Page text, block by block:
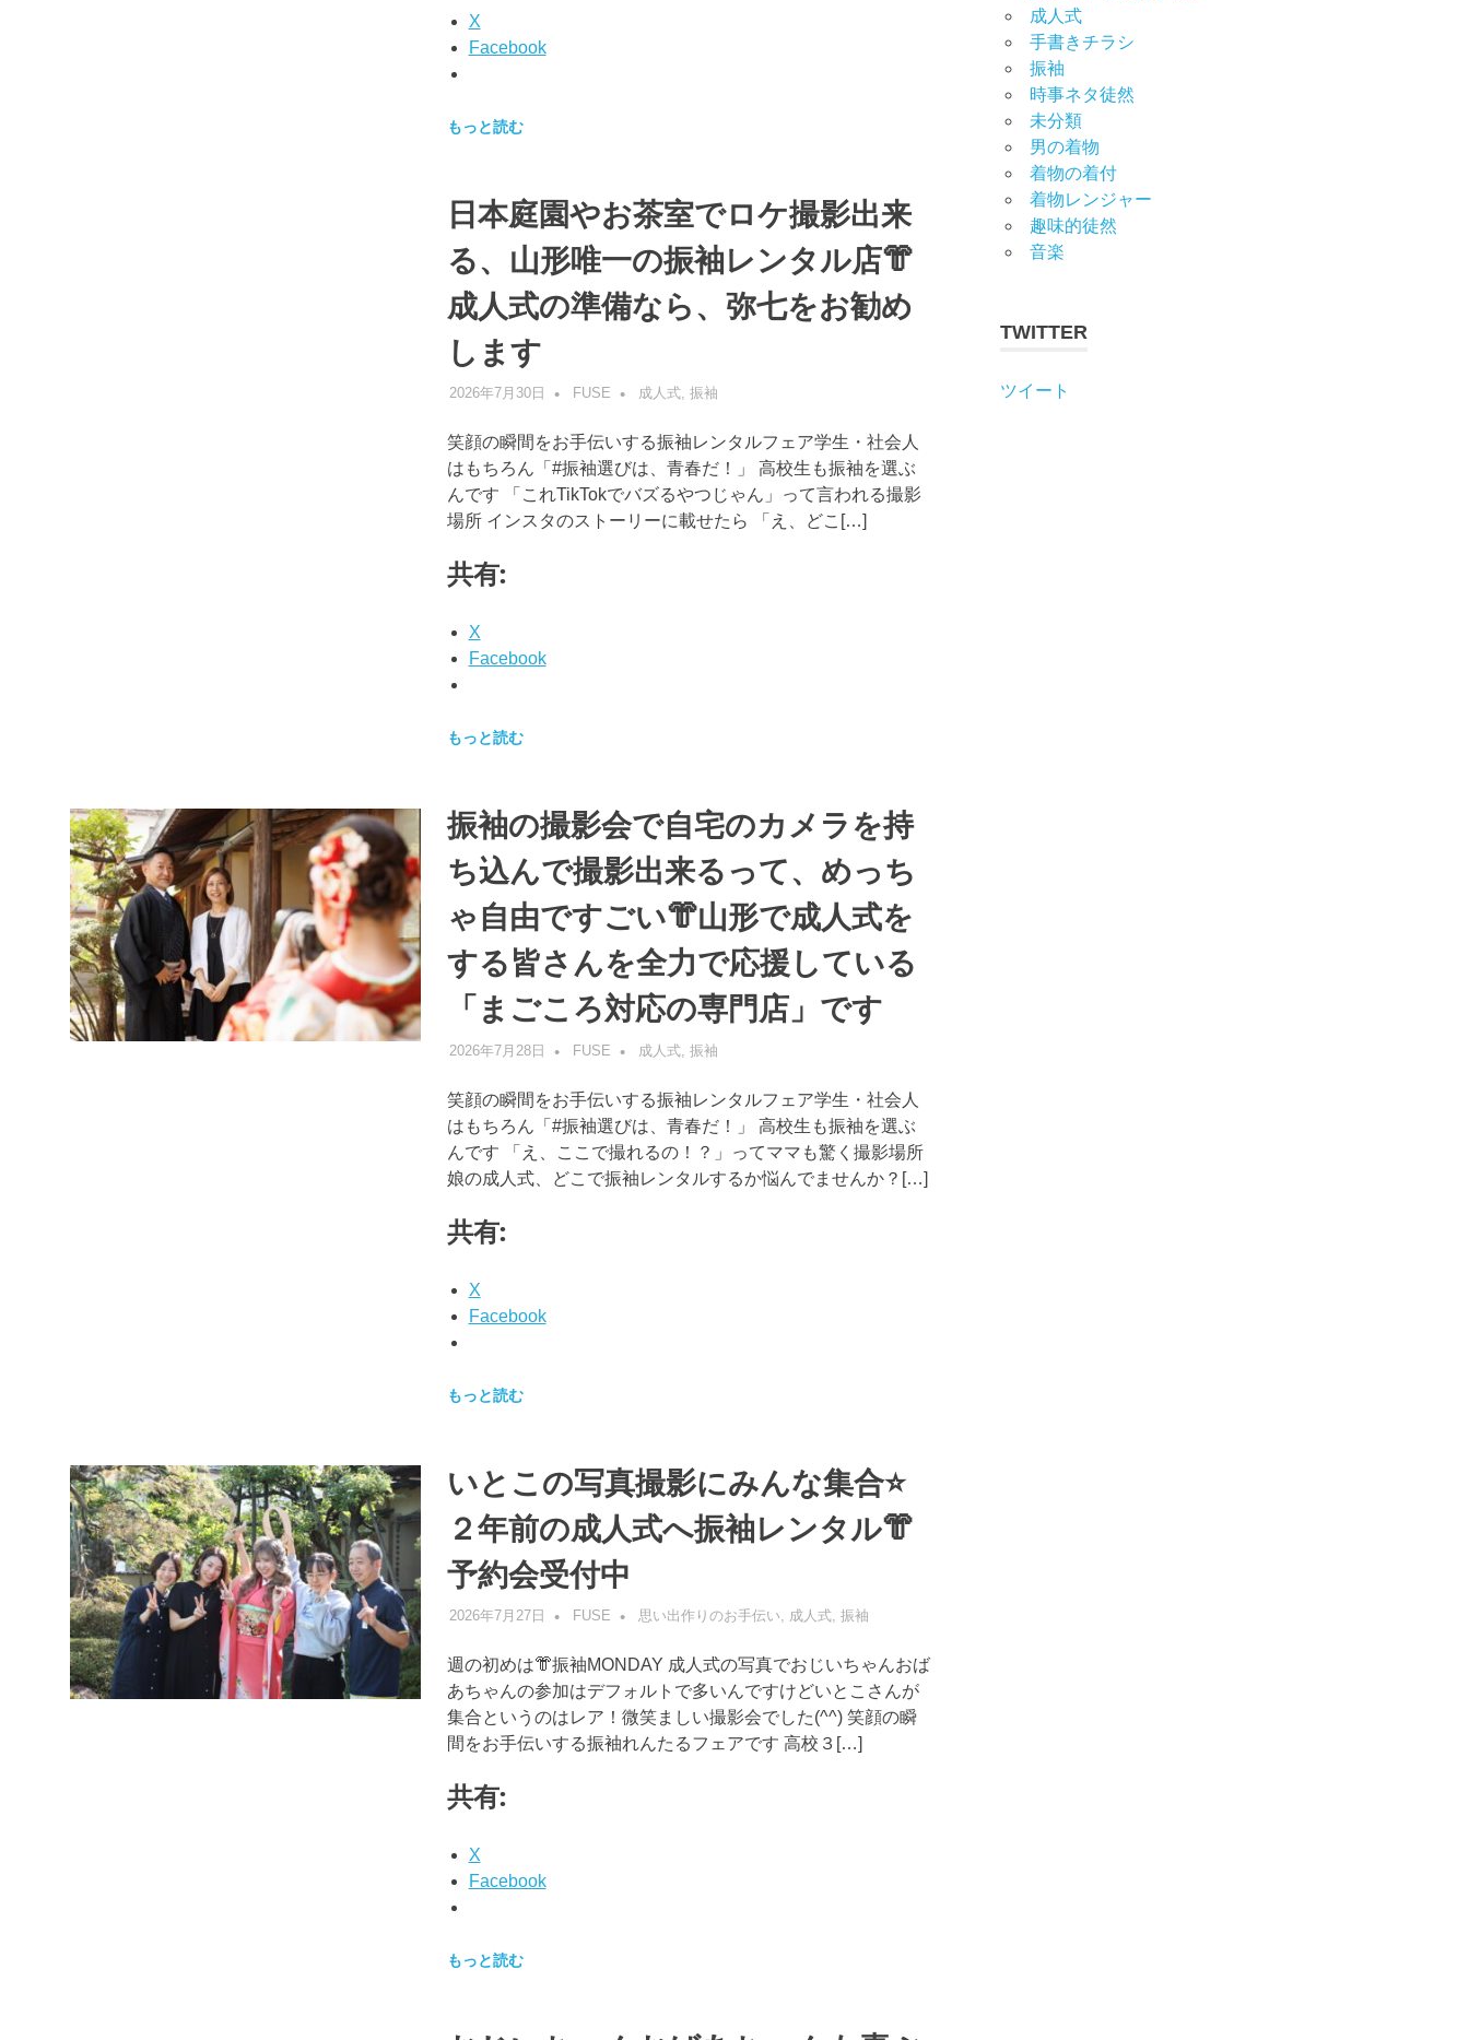
X
Facebook
もっと読む
日本庭園やお茶室でロケ撮影出来
る、山形唯一の振袖レンタル店👘
成人式の準備なら、弥七をお勧め
します
2026年7月30日 FUSE 成人式,振袖
笑顔の瞬間をお手伝いする振袖レンタルフェア学生・社会人
はもちろん「#振袖選びは、青春だ！」 高校生も振袖を選ぶ
んです 「これTikTokでバズるやつじゃん」って言われる撮影
場所 インスタのストーリーに載せたら 「え、どこ[…]
共有:
X
Facebook
もっと読む
振袖の撮影会で自宅のカメラを持
ち込んで撮影出来るって、めっち
ゃ自由ですごい👘山形で成人式を
する皆さんを全力で応援している
「まごころ対応の専門店」です
2026年7月28日 FUSE 成人式 ,振袖
笑顔の瞬間をお手伝いする振袖レンタルフェア学生・社会人
はもちろん「#振袖選びは、青春だ！」 高校生も振袖を選ぶ
んです 「え、ここで撮れるの！？」ってママも驚く撮影場所
娘の成人式、どこで振袖レンタルするか悩んでませんか？[…]
共有:
X
Facebook
もっと読む
いとこの写真撮影にみんな集合⭐️
２年前の成人式へ振袖レンタル👘
予約会受付中
2026年7月27日 FUSE 思い出作りのお手伝い, 成人式,振袖
週の初めは👘振袖MONDAY 成人式の写真でおじいちゃんおば
あちゃんの参加はデフォルトで多いんですけどいとこさんが
集合というのはレア！微笑ましい撮影会でした(^^) 笑顔の瞬
間をお手伝いする振袖れんたるフェアです 高校３[…]
共有:
X
Facebook
もっと読む
成人式
手書きチラシ
振袖
時事ネタ徒然
未分類
男の着物
着物の着付
着物レンジャー
趣味的徒然
音楽
TWITTER
ツイート